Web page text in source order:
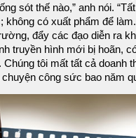
sót thế nào,” anh nói.
không có xuất phẩm để
đẩy các đạo diễn ra
truyền hình mới bị hoãn,
tôi mất tất cả doanh
công sức bao năm